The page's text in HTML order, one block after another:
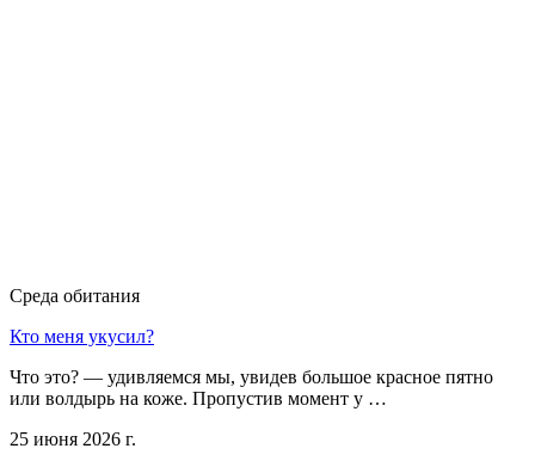
Среда обитания
Кто меня укусил?
Что это? — удивляемся мы, увидев большое красное пятно
или волдырь на коже. Пропустив момент у …
25 июня 2026 г.